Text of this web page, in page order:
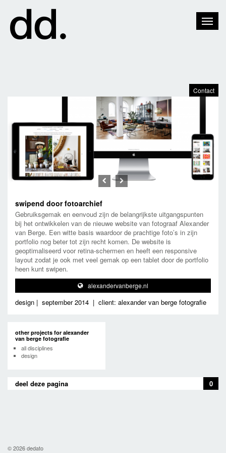
Contact
Toggle
swipend door fotoarchief
Gebruiksgemak en eenvoud zijn de belangrijkste uitgangspunten
bij het ontwikkelen van de nieuwe website van fotograaf Alexander
van Berge. Een witte basis waardoor de prachtige foto’s in zijn
portfolio nog beter tot zijn recht komen. De website is
geoptimaliseerd voor retina-schermen en heeft een responsive
layout zodat je ook met veel gemak op een tablet door de portfolio
heen kunt swipen.
alexandervanberge.nl
design | september 2014 | client: alexander van berge fotografie
other projects for alexander
van berge fotografie
all disciplines
design
deel deze pagina 0
© 2026 dedato